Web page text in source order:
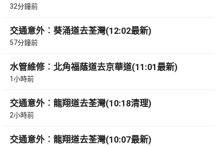
32分鐘前
交通意外︰葵涌道去荃灣(12:02最新)
57分鐘前
水管維修︰北角福蔭道去京華道(11:01最新)
1小時前
交通意外︰龍翔道去荃灣(10:18清理)
2小時前
交通意外︰龍翔道去荃灣(10:07最新)